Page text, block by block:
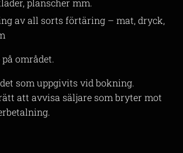
planscher mm.
av all sorts förtäring – mat, dryck,
området.
som uppgivits vid bokning.
att avvisa säljare som bryter mot